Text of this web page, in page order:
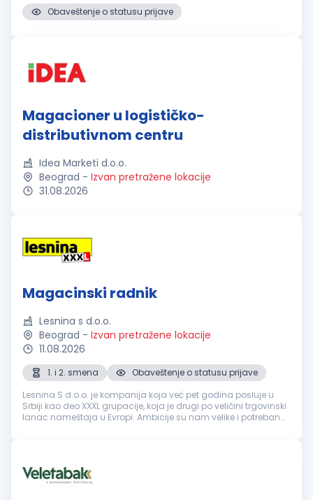
Obaveštenje o statusu prijave
Magacioner u logističko-
distributivnom centru
Idea Marketi d.o.o.
Beograd - Izvan pretražene lokacije
31.08.2026
Magacinski radnik
Lesnina s d.o.o.
Beograd - Izvan pretražene lokacije
11.08.2026
1. i 2. smena
Obaveštenje o statusu prijave
Lesnina S d.o.o. je kompanija koja već pet godina posluje u
Srbiji kao deo XXXL grupacije, koja je drugi po veličini trgovinski
lanac nameštaja u Evropi. Ambicije su nam velike i potreban